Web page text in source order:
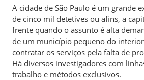
A cidade de São Paulo é um grande
de cinco mil detetives ou afins, a
frente quando o assunto é alta
de um município pequeno do
contratar os serviços pela falta de
Há diversos investigadores com
trabalho e métodos exclusivos.